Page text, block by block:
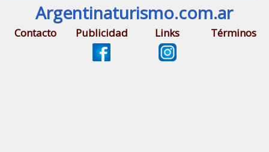
Argentinaturismo.com.ar
Contacto Publicidad Links Términos